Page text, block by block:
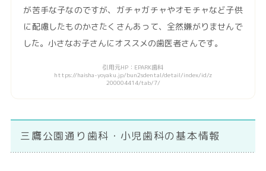
が苦手な子なのですが、ガチャガチャやオモチャなど子供
に配慮したものかさたくさんあって、全然嫌がりませんで
した。小さなお子さんにオススメの歯医者さんです。
引用元HP：EPARK歯科
https://haisha-yoyaku.jp/bun2sdental/detail/index/id/z
200004414/tab/7/
三鷹公園通り歯科・小児歯科の基本情報